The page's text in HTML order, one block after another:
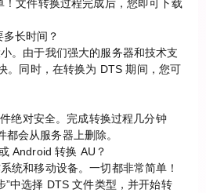
！文件转换过程完成后，您即可下载
长时间？
。由于我们强大的服务器和技术支
。同时，在转换为 DTS 期间，您可
绝对安全。完成转换过程几分钟
会从服务器上删除。
Android 转换 AU？
统和移动设备。一切都非常简单！
”中选择 DTS 文件类型，并开始转